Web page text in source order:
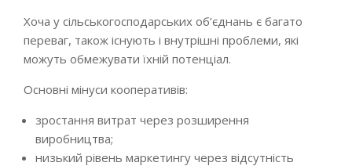
Хоча у сільськогосподарських об’єднань є багато
переваг, також існують і внутрішні проблеми, які
можуть обмежувати їхній потенціал.
Основні мінуси кооперативів:
зростання витрат через розширення
виробництва;
низький рівень маркетингу через відсутність